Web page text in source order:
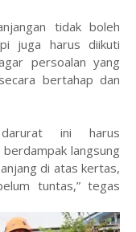
tidak boleh
juga harus diikuti
persoalan yang
bertahap dan
darurat ini harus
langsung
di atas kertas,
tuntas,” tegas